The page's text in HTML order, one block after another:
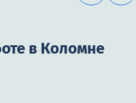
в Коломне